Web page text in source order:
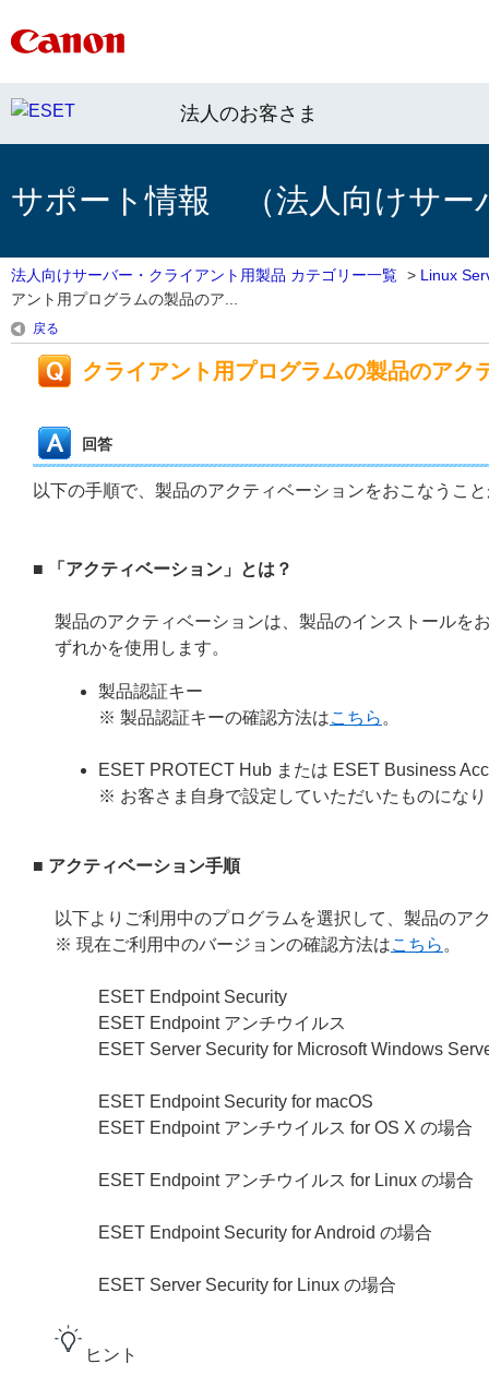
法人のお客さま
サポート情報 （法人向けサー
法人向けサーバー・クライアント用製品 カテゴリー一覧 > Linux
アント用プログラムの製品のア...
戻る
クライアント用プログラムの製品のアク
回答
以下の手順で、製品のアクティベーションをおこなうこ
■ 「アクティベーション」とは？
製品のアクティベーションは、製品のインストールを
ずれかを使用します。
製品認証キー
※ 製品認証キーの確認方法はこちら 。
ESET PROTECT Hub または ESET Business
※ お客さま自身で設定していただいたものにな
■ アクティベーション手順
以下よりご利用中のプログラムを選択して、製品のア
※ 現在ご利用中のバージョンの確認方法はこちら 。
ESET Endpoint Security
ESET Endpoint アンチウイルス
ESET Server Security for Microsoft Windows
ESET Endpoint Security for macOS
ESET Endpoint アンチウイルス for OS X の場合
ESET Endpoint アンチウイルス for Linux の場合
ESET Endpoint Security for Android の場合
ESET Server Security for Linux の場合
ヒント